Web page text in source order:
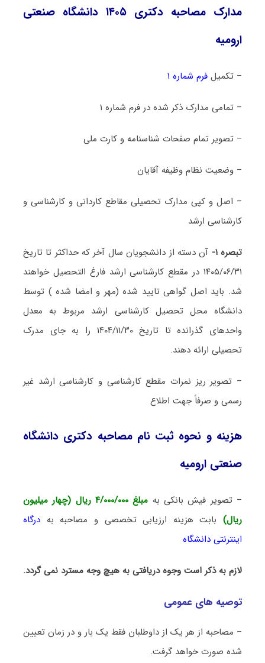
مدارک مصاحبه دکتری ۱۴۰۵ دانشگاه صنعتی
ارومیه
– تکمیل فرم شماره ۱
– تمامی مدارک ذکر شده در فرم شماره ۱
– تصویر تمام صفحات شناسنامه و کارت ملی
– وضعیت نظام وظیفه آقایان
– اصل و کپی مدارک تحصیلی مقاطع کاردانی و کارشناسی و
کارشناسی ارشد
تبصره ۱-
آن دسته از دانشجویان سال آخر که حداکثر تا تاریخ
۱۴۰۵/۰۶/۳۱ در مقطع کارشناسی ارشد فارغ التحصیل خواهند
شد. باید اصل گواهی تایید شده (مهر و امضا شده ) توسط
دانشگاه محل تحصیل کارشناسی ارشد مربوط به معدل
واحدهای گذرانده تا تاریخ ۱۴۰۴/۱۱/۳۰ را به جای مدرک
تحصیلی ارائه دهند.
– تصویر ریز نمرات مقطع کارشناسی و کارشناسی ارشد غیر
رسمی و صرفاً جهت اطلاع
هزینه و نحوه ثبت نام مصاحبه دکتری دانشگاه
صنعتی ارومیه
– تصویر فیش بانکی به
مبلغ ۴/۰۰۰/۰۰۰ ریال (چهار میلیون
ریال)بابت هزینه ارزیابی تخصصی و مصاحبه بهدرگاه
اینترنتی دانشگاه
لازم به ذکر است وجوه دریافتی به هیچ وجه مسترد نمی گردد.
توصیه های عمومی
– مصاحبه از هر یک از داوطلبان فقط یک بار و در زمان تعیین
شده صورت خواهد گرفت.